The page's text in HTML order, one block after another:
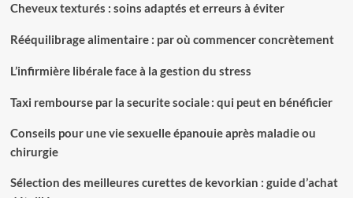
Cheveux texturés : soins adaptés et erreurs à éviter
Rééquilibrage alimentaire : par où commencer concrètement
L’infirmière libérale face à la gestion du stress
Taxi rembourse par la securite sociale : qui peut en bénéficier
Conseils pour une vie sexuelle épanouie après maladie ou
chirurgie
Sélection des meilleures curettes de kevorkian : guide d’achat